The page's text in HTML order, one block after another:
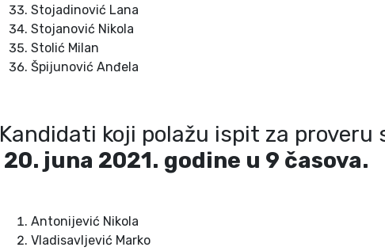
Stojadinović Lana
Stojanović Nikola
Stolić Milan
Špijunović Anđela
Kandidati koji polažu ispit za
20. juna 2021. godine u 9 časova.
Antonijević Nikola
Vladisavljević Marko